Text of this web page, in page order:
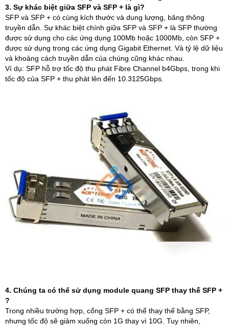
3. Sự khác biệt giữa SFP và SFP + là gì?
SFP và SFP + có cùng kích thước và dung lượng, băng thông
truyền dẫn. Sự khác biệt chính giữa SFP và SFP + là SFP thường
được sử dụng cho các ứng dụng 100Mb hoặc 1000Mb, còn SFP +
được sử dụng trong các ứng dụng Gigabit Ethernet. Và tỷ lệ dữ liệu
và khoảng cách truyền dẫn của chúng cũng khác nhau.
Ví dụ: SFP hỗ trợ tốc độ thu phát Fibre Channel b4Gbps, trong khi
tốc độ của SFP + thu phát lên đến 10.3125Gbps.
4. Chúng ta có thể sử dụng module quang SFP thay thế SFP +
?
Trong nhiều trường hợp, cổng SFP + có thể thay thế bằng SFP,
nhưng tốc độ sẽ giảm xuống còn 1G thay vì 10G. Tuy nhiên,